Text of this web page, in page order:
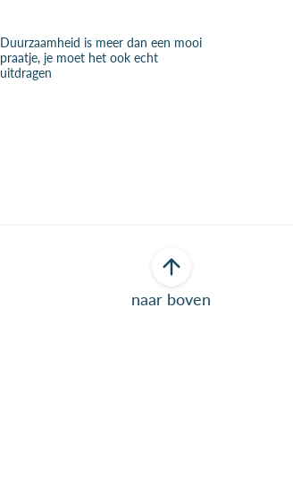
Duurzaamheid is meer dan een mooi
praatje, je moet het ook echt
uitdragen
naar boven